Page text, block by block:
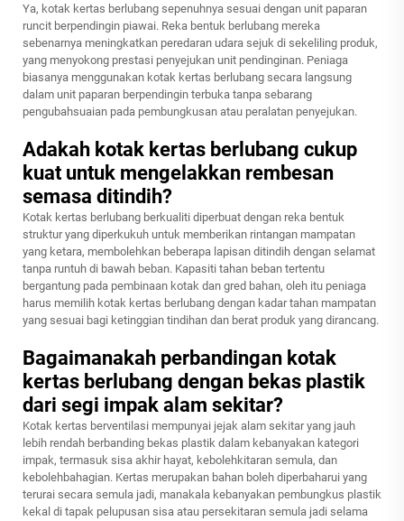
Ya, kotak kertas berlubang sepenuhnya sesuai dengan unit paparan
runcit berpendingin piawai. Reka bentuk berlubang mereka
sebenarnya meningkatkan peredaran udara sejuk di sekeliling produk,
yang menyokong prestasi penyejukan unit pendinginan. Peniaga
biasanya menggunakan kotak kertas berlubang secara langsung
dalam unit paparan berpendingin terbuka tanpa sebarang
pengubahsuaian pada pembungkusan atau peralatan penyejukan.
Adakah kotak kertas berlubang cukup
kuat untuk mengelakkan rembesan
semasa ditindih?
Kotak kertas berlubang berkualiti diperbuat dengan reka bentuk
struktur yang diperkukuh untuk memberikan rintangan mampatan
yang ketara, membolehkan beberapa lapisan ditindih dengan selamat
tanpa runtuh di bawah beban. Kapasiti tahan beban tertentu
bergantung pada pembinaan kotak dan gred bahan, oleh itu peniaga
harus memilih kotak kertas berlubang dengan kadar tahan mampatan
yang sesuai bagi ketinggian tindihan dan berat produk yang dirancang.
Bagaimanakah perbandingan kotak
kertas berlubang dengan bekas plastik
dari segi impak alam sekitar?
Kotak kertas berventilasi mempunyai jejak alam sekitar yang jauh
lebih rendah berbanding bekas plastik dalam kebanyakan kategori
impak, termasuk sisa akhir hayat, kebolehkitaran semula, dan
kebolehbahagian. Kertas merupakan bahan boleh diperbaharui yang
terurai secara semula jadi, manakala kebanyakan pembungkus plastik
kekal di tapak pelupusan sisa atau persekitaran semula jadi selama